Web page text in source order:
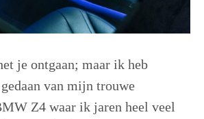
je ontgaan; maar ik heb
van mijn trouwe
Z4 waar ik jaren heel veel